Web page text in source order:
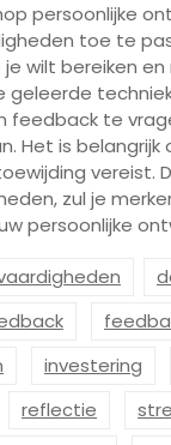
persoonlijke
toe te
wilt bereiken
geleerde
te
Het is
zul je
persoonlijke
investering
reflectie